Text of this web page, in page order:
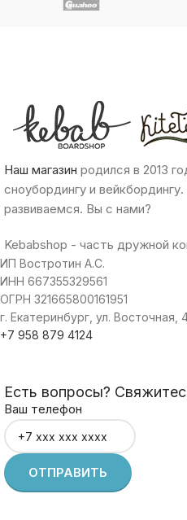
Наш магазин родился в 2013
сноубордингу и
развиваемся. Вы с нами?
Kebabshop - часть дружной
ИП Востротин А.С.
ИНН 667355329561
ОГРН 321665800161951
г. Екатеринбург, ул. Восточная,
+7 958 879 4124
Есть вопросы?
Ваш телефон